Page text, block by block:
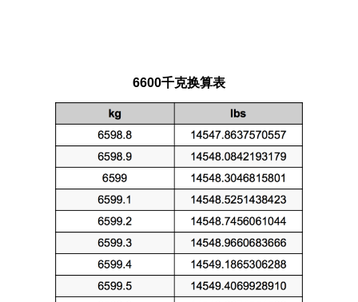
6600千克换算表